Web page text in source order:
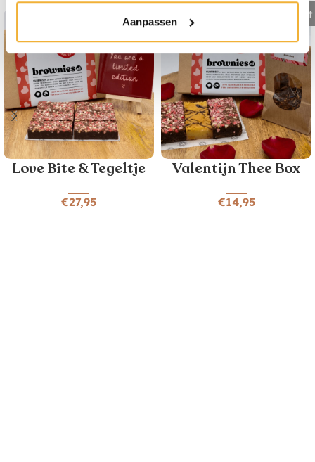
Aanpassen
Love Bite & Tegeltje
€27,95
Valentijn Thee Box
€14,95
Uitverkocht